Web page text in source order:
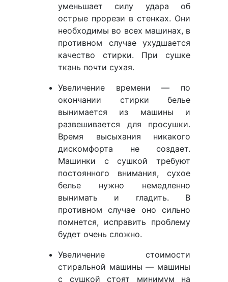
уменьшает силу удара об
острые прорези в стенках. Они
необходимы во всех машинах, в
противном случае ухудшается
качество стирки. При сушке
ткань почти сухая.
Увеличение времени — по
окончании стирки белье
вынимается из машины и
развешивается для просушки.
Время высыхания никакого
дискомфорта не создает.
Машинки с сушкой требуют
постоянного внимания, сухое
белье нужно немедленно
вынимать и гладить. В
противном случае оно сильно
помнется, исправить проблему
будет очень сложно.
Увеличение стоимости
стиральной машины — машины
с сушкой стоят минимум на